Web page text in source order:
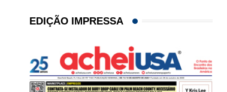
EDIÇÃO IMPRESSA